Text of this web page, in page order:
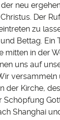
neu
Der
zu
Bettag. Ein
mitten in der
uns auf
versammeln
der Kirche,
Shanghai